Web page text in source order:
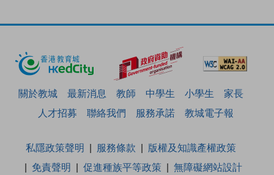
關於教城 最新消息 教師 中學生 小學生
家長
人才招募
聯絡我們 服務承諾 教城電子報
私隱政策聲明 服務條款
版權及知識產權政策
免責聲明
促進種族平等政策 無障礙網站設計